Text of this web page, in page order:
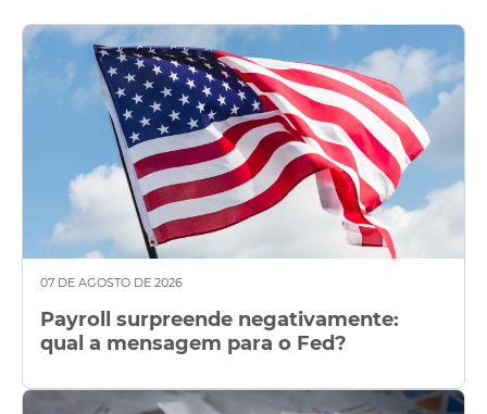
07 DE AGOSTO DE 2026
Payroll surpreende negativamente:
qual a mensagem para o Fed?